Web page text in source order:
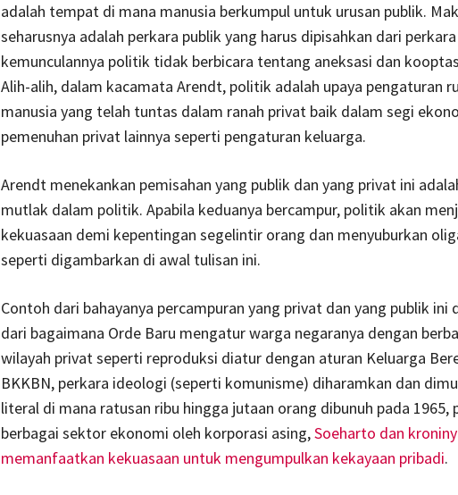
adalah tempat di mana manusia berkumpul untuk urusan publik.
seharusnya adalah perkara publik yang harus dipisahkan dari
kemunculannya politik tidak berbicara tentang aneksasi dan
Alih-alih, dalam kacamata Arendt, politik adalah upaya pengaturan
manusia yang telah tuntas dalam ranah privat baik dalam segi
pemenuhan privat lainnya seperti pengaturan keluarga.
Arendt menekankan pemisahan yang publik dan yang privat ini
mutlak dalam politik. Apabila keduanya bercampur, politik akan
kekuasaan demi kepentingan segelintir orang dan menyuburkan
seperti digambarkan di awal tulisan ini.
Contoh dari bahayanya percampuran yang privat dan yang publik ini
dari bagaimana Orde Baru mengatur warga negaranya dengan
wilayah privat seperti reproduksi diatur dengan aturan Keluarga
BKKBN, perkara ideologi (seperti komunisme) diharamkan dan
literal di mana ratusan ribu hingga jutaan orang dibunuh pada 1965,
berbagai sektor ekonomi oleh korporasi asing,Soeharto dan
memanfaatkan kekuasaan untuk mengumpulkan kekayaan pribadi.